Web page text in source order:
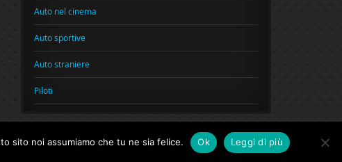
Auto nel cinema
Auto sportive
Auto straniere
Piloti
sito noi assumiamo che tu ne sia felice. Ok Leggi di più